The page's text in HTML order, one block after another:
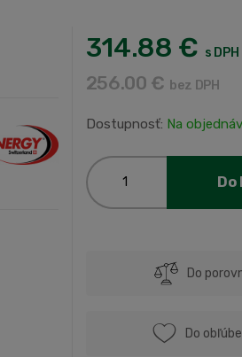
Dostupnosť: Na
314.88 € s DPH
256.00 € bez DPH
Do
Do
Do